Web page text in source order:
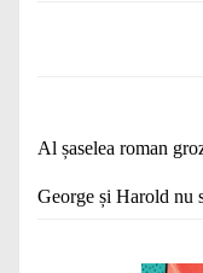
Al șaselea roman
George și Harold nu